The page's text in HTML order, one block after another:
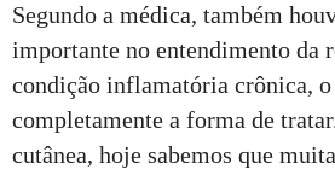
Segundo a médica, também
importante no entendimento da
condição inflamatória crônica, o
completamente a forma de
cutânea, hoje sabemos que